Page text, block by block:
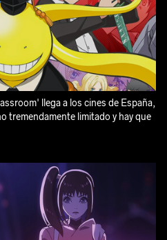
llega a los cines de España,
tremendamente limitado y hay que